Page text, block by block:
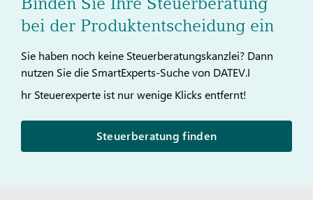
bei der Produktentscheidung ein
Sie haben noch keine Steuerberatungskanzlei? Dann
nutzen Sie die SmartExperts-Suche von DATEV.I
hr Steuerexperte ist nur wenige Klicks entfernt!
Steuerberatung finden